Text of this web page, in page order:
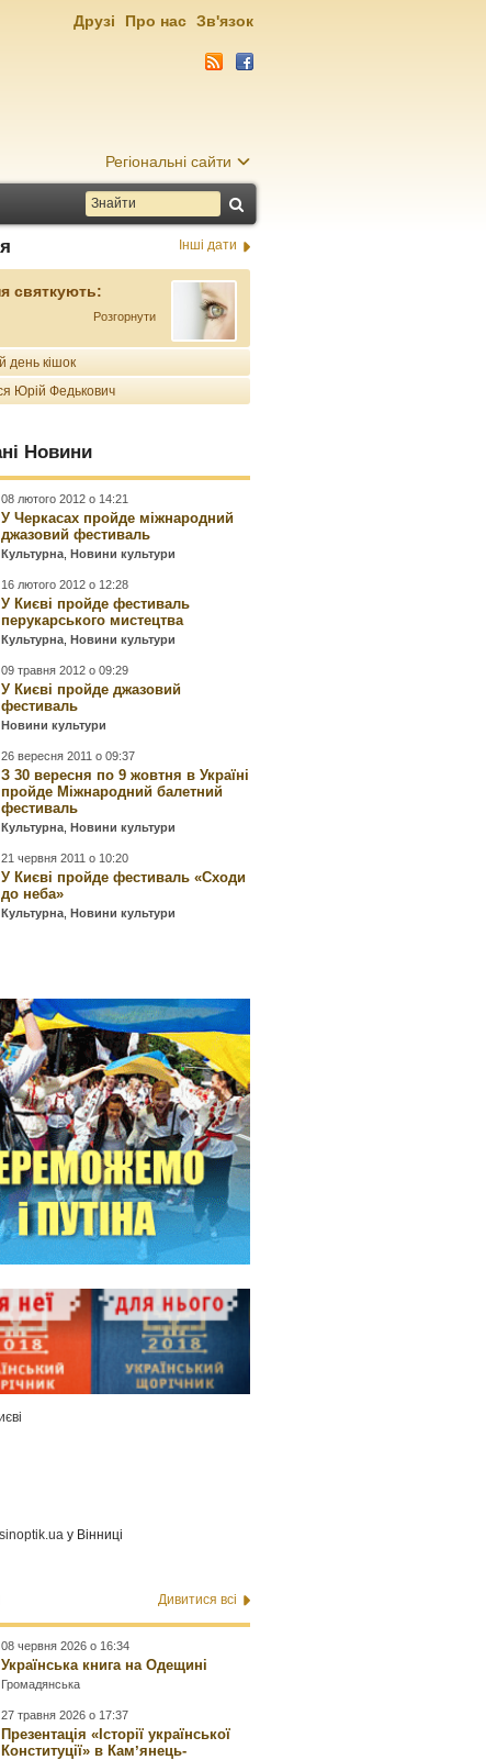
Регіональні сайти
Друзі Про нас Зв'язок
Інші дати
святкують:
Розгорнути
день кішок
Юрій Федькович
Новини
08 лютого 2012 о 14:21
У Черкасах пройде міжнародний
джазовий фестиваль
Культурна Новини культури
16 лютого 2012 о 12:28
У Києві пройде фестиваль
перукарського мистецтва
Культурна Новини культури
09 травня 2012 о 09:29
У Києві пройде джазовий
фестиваль
Новини культури
26 вересня 2011 о 09:37
З 30 вересня по 9 жовтня в Україні
пройде Міжнародний балетний
фестиваль
Культурна Новини культури
21 червня 2011 о 10:20
У Києві пройде фестиваль «Сходи
до неба»
Культурна Новини культури
sinoptik.ua у Вінниці
Дивитися всі
08 червня 2026 о 16:34
Українська книга на Одещині
Громадянська
27 травня 2026 о 17:37
Презентація «Історії української
Конституції» в Камʼянець-